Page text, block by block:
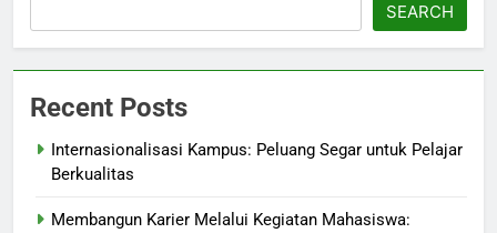
SEARCH
Recent Posts
Internasionalisasi Kampus: Peluang Segar untuk Pelajar
Berkualitas
Membangun Karier Melalui Kegiatan Mahasiswa: